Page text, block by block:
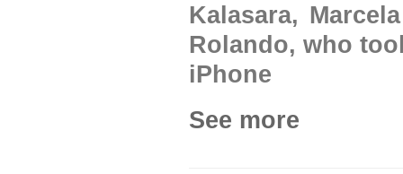
Kalasara,
Rolando, who
iPhone
See more